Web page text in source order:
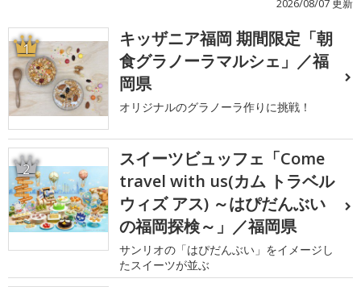
2026/08/07 更新
1
キッザニア福岡 期間限定「朝
食グラノーラマルシェ」／福
岡県
オリジナルのグラノーラ作りに挑戦！
2
スイーツビュッフェ「Come
travel with us(カム トラベル
ウィズ アス) ～はぴだんぶい
の福岡探検～」／福岡県
サンリオの「はぴだんぶい」をイメージし
たスイーツが並ぶ